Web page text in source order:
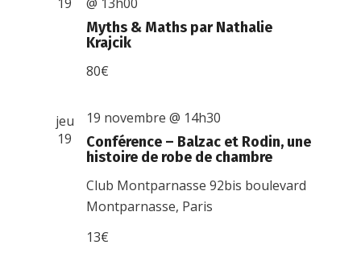
Myths & Maths par Nathalie
Krajcik
80€
jeu
19
Conférence – Balzac et Rodin, une
histoire de robe de chambre
19 novembre @ 14h30
Club Montparnasse92bis boulevard
Montparnasse, Paris
13€